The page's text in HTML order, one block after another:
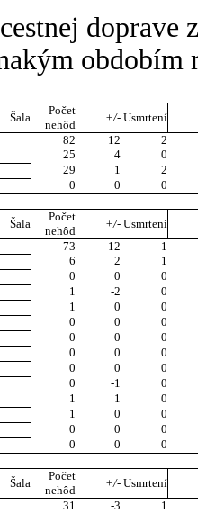
doprave
Šala
Počet
nehôd
+/- Usmrtení
82 12
2
25 4
0
29 1
2
0 0
0
Šala
Počet
nehôd
+/- Usmrtení
73 12
1
6 2
1
0 0
0
1 -2
0
1 0
0
0 0
0
0 0
0
0 0
0
0 0
0
0 -1
0
1 1
0
1 0
0
0 0
0
0 0
0
Šala
Počet
nehôd
+/- Usmrtení
31 -3
1